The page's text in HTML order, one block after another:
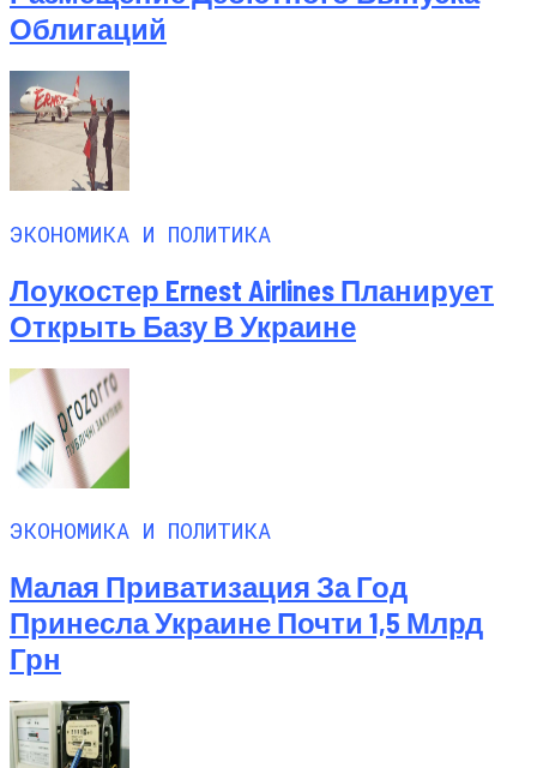
Облигаций
ЭКОНОМИКА И ПОЛИТИКА
Лоукостер Ernest Airlines Планирует
Открыть Базу В Украине
ЭКОНОМИКА И ПОЛИТИКА
Малая Приватизация За Год
Принесла Украине Почти 1,5 Млрд
Грн